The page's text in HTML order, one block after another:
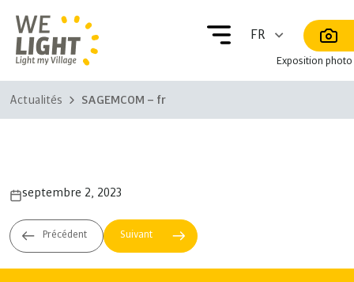
Exposition photo
Actualités SAGEMCOM – fr
septembre 2, 2023
MEH – fr SAGEMCOM